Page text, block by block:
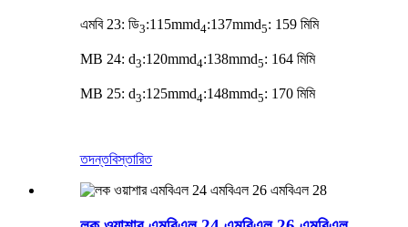
এমবি 23: ডি3:115mmd4:137mmd5: 159 মিমি
MB 24: d3:120mmd4:138mmd5: 164 মিমি
MB 25: d3:125mmd4:148mmd5: 170 মিমি
তদন্তবিস্তারিত